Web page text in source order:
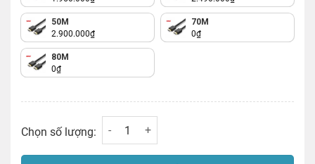
50M
2.900.000₫
70M
0₫
80M
0₫
Cáp HDMI Dài 0.5M Hỗ Trợ 4K@60Hz
Chọn số lượng: